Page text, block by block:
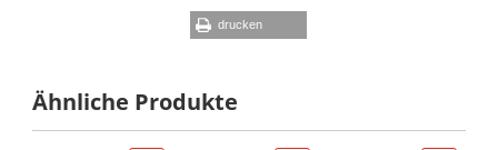
drucken
Ähnliche Produkte